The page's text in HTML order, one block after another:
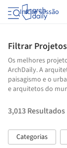
Iniciar sessão
Filtrar
Os melhores
ArchDaily. A
paisagismo e o
e arquitetos do
3,013Resultados
Categorias